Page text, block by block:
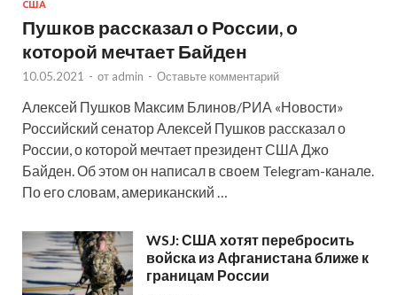
США
Пушков рассказал о России, о
которой мечтает Байден
10.05.2021 - от admin - Оставьте комментарий
Алексей Пушков Максим Блинов/РИА «Новости»
Российский сенатор Алексей Пушков рассказал о
России, о которой мечтает президент США Джо
Байден. Об этом он написал в своем Telegram-канале.
По его словам, американский …
WSJ: США хотят перебросить
войска из Афганистана ближе к
границам России